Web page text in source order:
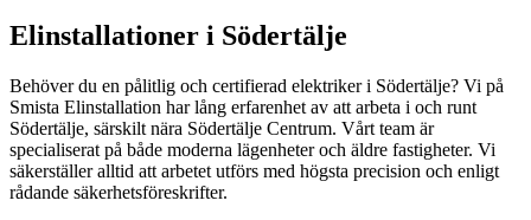
Elinstallationer i Södertälje
Behöver du en pålitlig och certifierad elektriker i Södertälje? Vi på
Smista Elinstallation har lång erfarenhet av att arbeta i och runt
Södertälje, särskilt nära Södertälje Centrum. Vårt team är
specialiserat på både moderna lägenheter och äldre fastigheter. Vi
säkerställer alltid att arbetet utförs med högsta precision och enligt
rådande säkerhetsföreskrifter.